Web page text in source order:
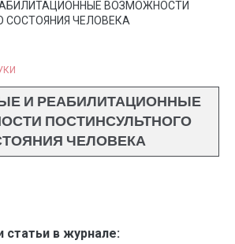
ВОЗМОЖНОСТИ
СОСТОЯНИЯ ЧЕЛОВЕКА
И РЕАБИЛИТАЦИОННЫЕ
ПОСТИНСУЛЬТНОГО
ЧЕЛОВЕКА
статьи в журнале: